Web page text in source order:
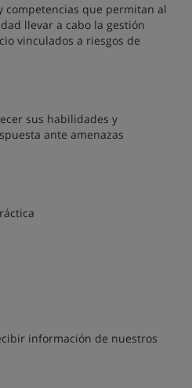
competencias que permitan al
llevar a cabo la gestión
vinculados a riesgos de
sus habilidades y
ante amenazas
información de nuestros